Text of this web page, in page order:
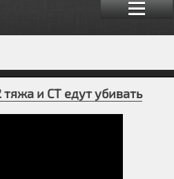
и СТ едут убивать